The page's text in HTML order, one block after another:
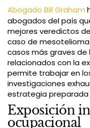
Abogado Bill Graham
abogados del país
mejores veredictos
caso de
casos más graves
relacionados con la
permite trabajar en
investigaciones
estrategia preparada
Exposición
ocupacional